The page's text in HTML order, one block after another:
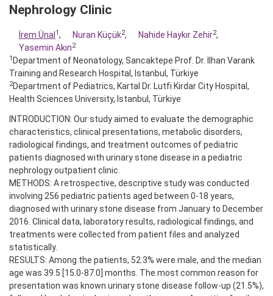
Nephrology Clinic
İrem Ünal 1, Nuran Küçük2, Nahide Haykır Zehir2,
Yasemin Akın2
1 Department of Neonatology, Sancaktepe Prof. Dr. Ilhan Varank
Training and Research Hospital, Istanbul, Türkiye
2Department of Pediatrics, Kartal Dr. Lutfi Kirdar City Hospital,
Health Sciences University, Istanbul, Türkiye
INTRODUCTION: Our study aimed to evaluate the demographic
characteristics, clinical presentations, metabolic disorders,
radiological findings, and treatment outcomes of pediatric
patients diagnosed with urinary stone disease in a pediatric
nephrology outpatient clinic.
METHODS: A retrospective, descriptive study was conducted
involving 256 pediatric patients aged between 0-18 years,
diagnosed with urinary stone disease from January to December
2016. Clinical data, laboratory results, radiological findings, and
treatments were collected from patient files and analyzed
statistically.
RESULTS: Among the patients, 52.3% were male, and the median
age was 39.5 [15.0-87.0] months. The most common reason for
presentation was known urinary stone disease follow-up (21.5%),